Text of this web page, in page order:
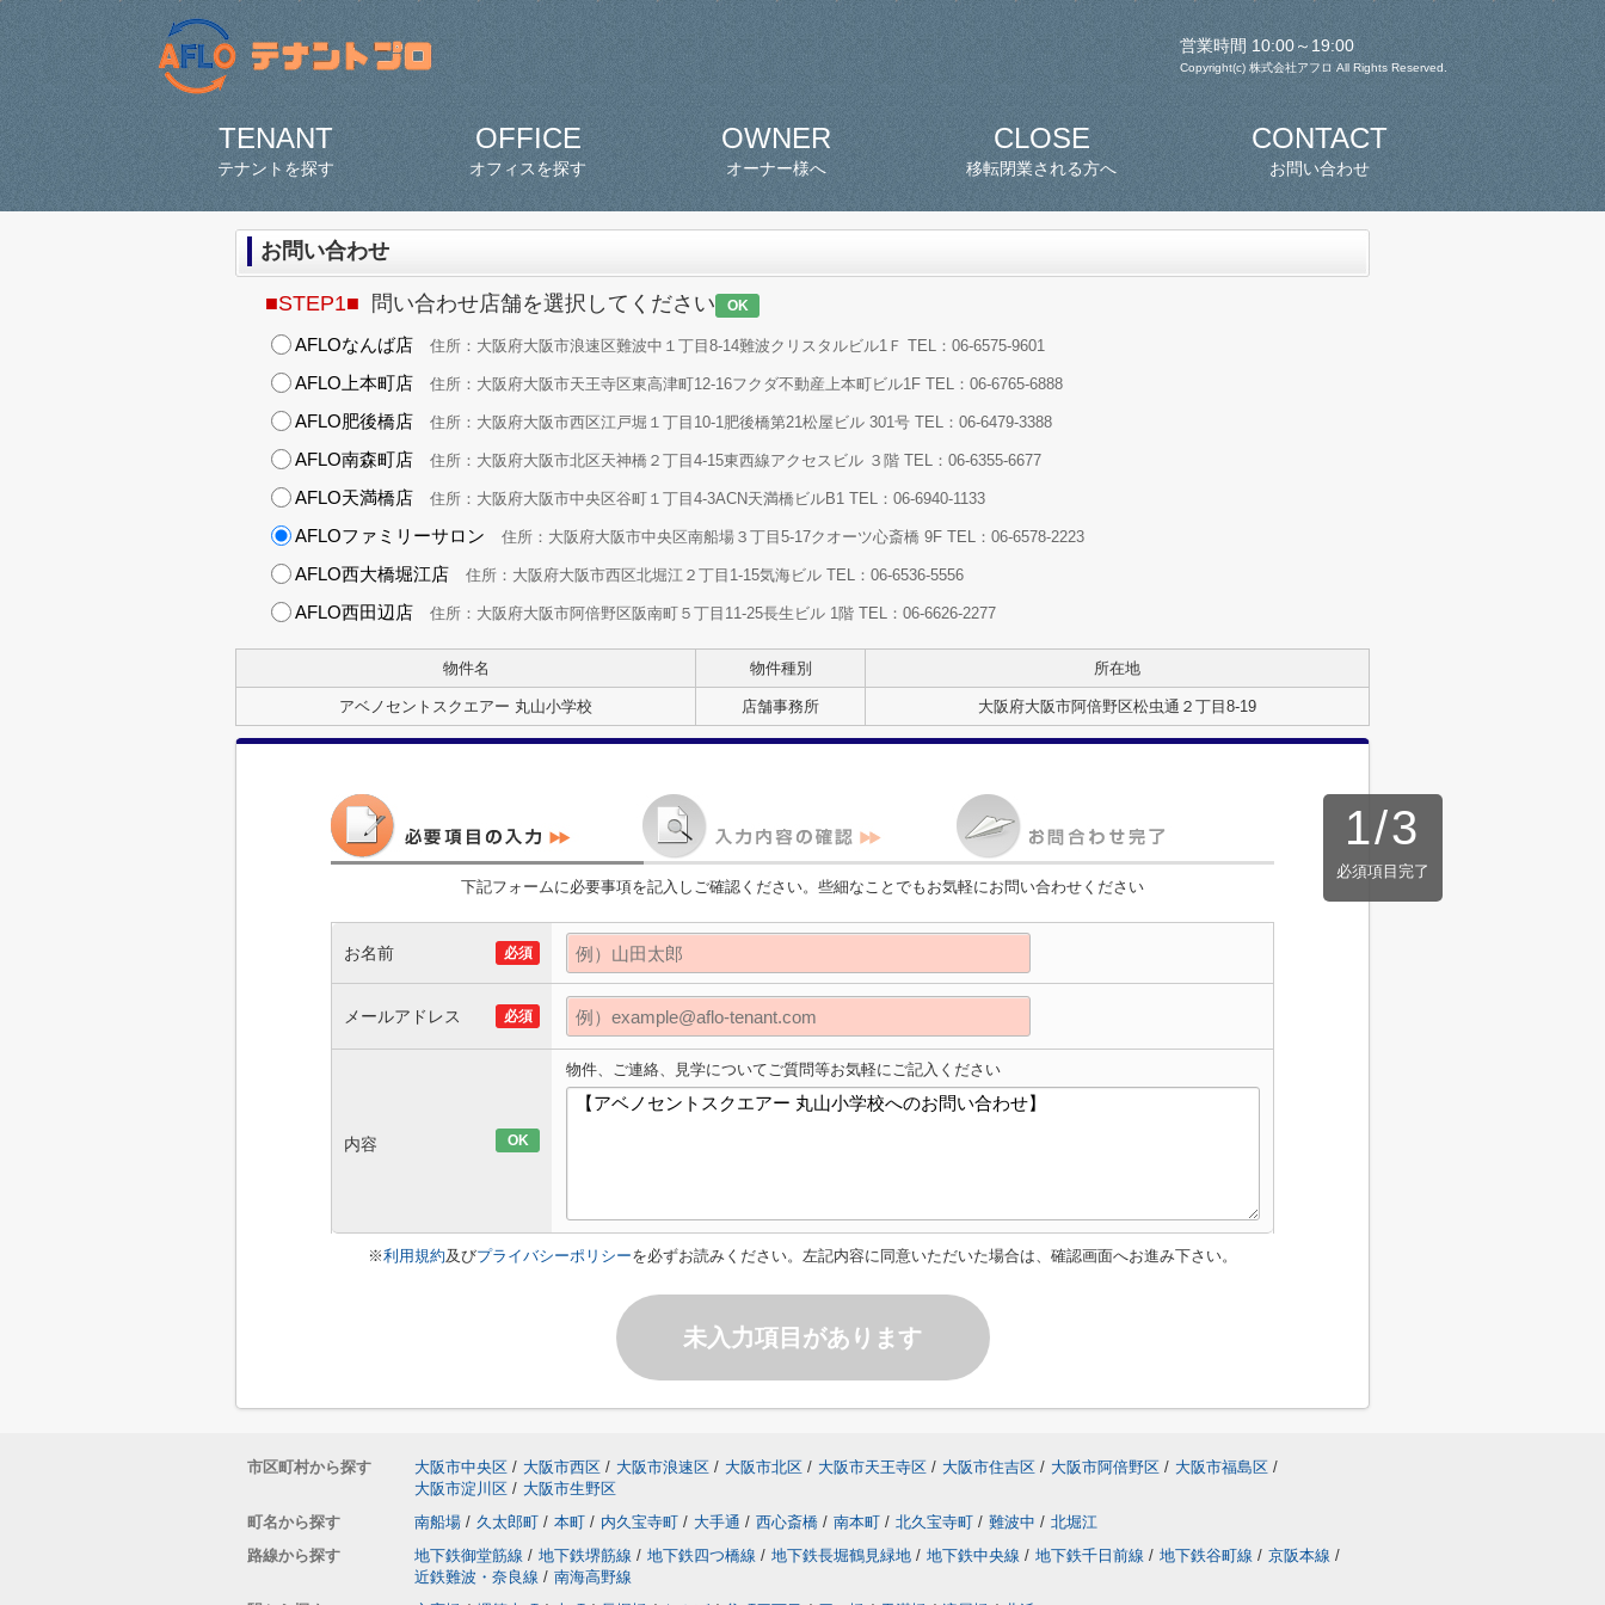
営業時間 10:00～19:00
Copyright(c) 株式会社アフロ All Rights Reserved.
TENANT
テナントを探す
OFFICE
オフィスを探す
OWNER
オーナー様へ
CLOSE
移転閉業される方へ
CONTACT
お問い合わせ
お問い合わせ
■STEP1■ 問い合わせ店舗を選択してください OK
AFLOなんば店 住所：大阪府大阪市浪速区難波中１丁目8-14難波クリスタルビル1Ｆ TEL：06-6575-9601
AFLO上本町店 住所：大阪府大阪市天王寺区東高津町12-16フクダ不動産上本町ビル1F TEL：06-6765-6888
AFLO肥後橋店 住所：大阪府大阪市西区江戸堀１丁目10-1肥後橋第21松屋ビル 301号 TEL：06-6479-3388
AFLO南森町店 住所：大阪府大阪市北区天神橋２丁目4-15東西線アクセスビル ３階 TEL：06-6355-6677
AFLO天満橋店 住所：大阪府大阪市中央区谷町１丁目4-3ACN天満橋ビルB1 TEL：06-6940-1133
AFLOファミリーサロン 住所：大阪府大阪市中央区南船場３丁目5-17クオーツ心斎橋 9F TEL：06-6578-2223
AFLO西大橋堀江店 住所：大阪府大阪市西区北堀江２丁目1-15気海ビル TEL：06-6536-5556
AFLO西田辺店 住所：大阪府大阪市阿倍野区阪南町５丁目11-25長生ビル 1階 TEL：06-6626-2277
物件名 物件種別 所在地
アベノセントスクエアー 丸山小学校 店舗事務所 大阪府大阪市阿倍野区松虫通２丁目8-19
1/3
必須項目完了
下記フォームに必要事項を記入しご確認ください。些細なことでもお気軽にお問い合わせください
お名前 必須
メールアドレス 必須
内容 OK
物件、ご連絡、見学についてご質問等お気軽にご記入ください
※利用規約及びプライバシーポリシーを必ずお読みください。左記内容に同意いただいた場合は、確認画面へお進み下さい。
未入力項目があります
市区町村から探す 大阪市中央区 / 大阪市西区 / 大阪市浪速区 / 大阪市北区 / 大阪市天王寺区 / 大阪市住吉区 / 大阪市阿倍野区 / 大阪市福島区 /
大阪市淀川区 / 大阪市生野区
町名から探す
南船場 / 久太郎町 / 本町 / 内久宝寺町 / 大手通 / 西心斎橋 / 南本町 / 北久宝寺町 / 難波中 / 北堀江
路線から探す
地下鉄御堂筋線 / 地下鉄堺筋線 / 地下鉄四つ橋線 / 地下鉄長堀鶴見緑地 / 地下鉄中央線 / 地下鉄千日前線 / 地下鉄谷町線 / 京阪本線 /
近鉄難波・奈良線 / 南海高野線